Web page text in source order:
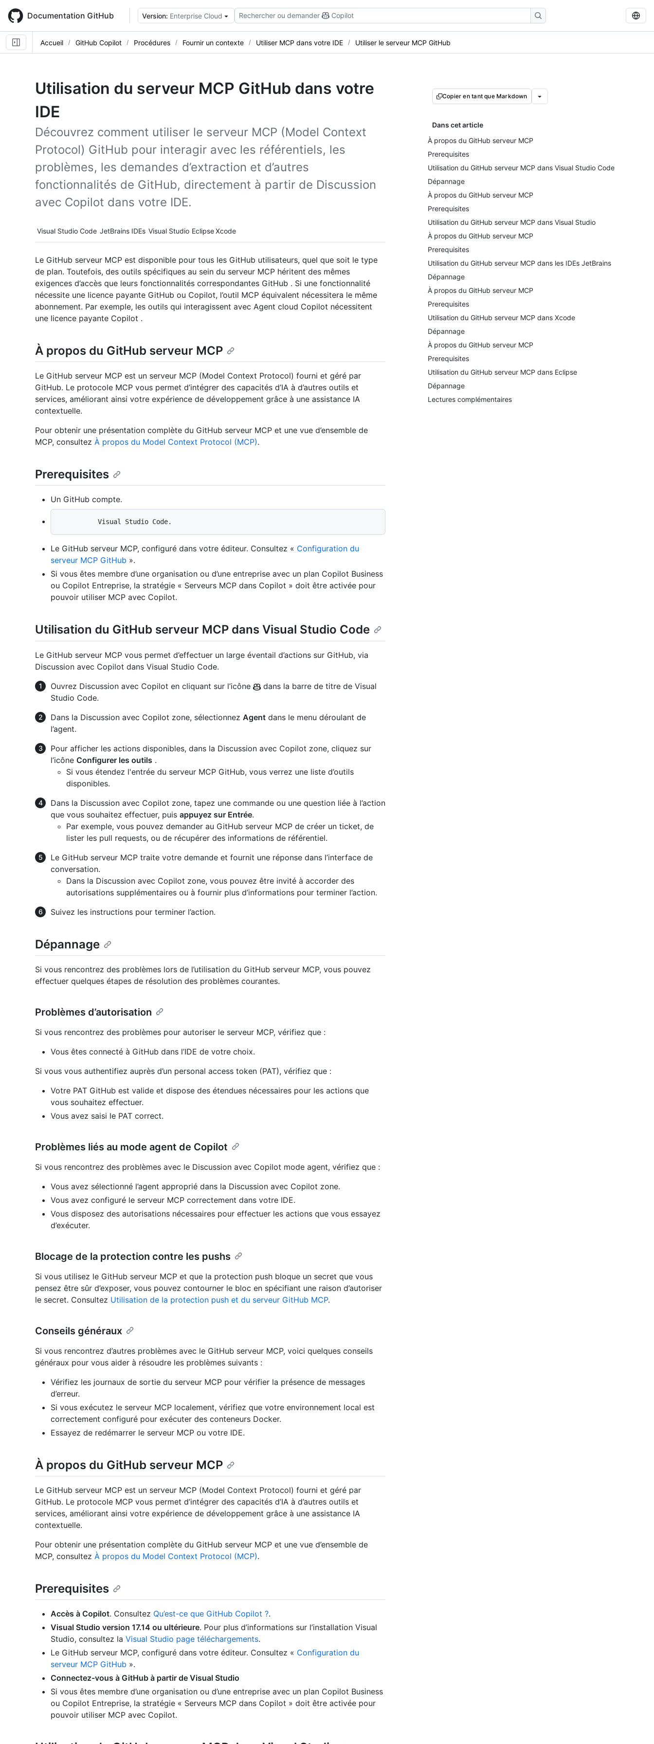
main
content
Documentation GitHub Version: Enterprise Cloud Rechercher ou demander Copilot
Accueil GitHub Copilot Procédures Fournir un contexte Utiliser MCP dans votre IDE Utiliser le serveur MCP GitHub
Utilisation du serveur MCP GitHub dans votre
IDE
Découvrez comment utiliser le serveur MCP (Model Context
Protocol) GitHub pour interagir avec les référentiels, les
problèmes, les demandes d’extraction et d’autres
fonctionnalités de GitHub, directement à partir de Discussion
avec Copilot dans votre IDE.
Tool navigation
Visual Studio Code JetBrains IDEs Visual Studio EclipseXcode
Copier en tant que Markdown
Dans cet article
À propos du GitHub serveur MCP
Prerequisites
Utilisation du GitHub serveur MCP dans Visual Studio Code
Dépannage
À propos du GitHub serveur MCP
Prerequisites
Utilisation du GitHub serveur MCP dans Visual Studio
À propos du GitHub serveur MCP
Prerequisites
Utilisation du GitHub serveur MCP dans les IDEs JetBrains
Dépannage
À propos du GitHub serveur MCP
Prerequisites
Utilisation du GitHub serveur MCP dans Xcode
Dépannage
À propos du GitHub serveur MCP
Prerequisites
Utilisation du GitHub serveur MCP dans Eclipse
Dépannage
Lectures complémentaires
Le GitHub serveur MCP est disponible pour tous les GitHub utilisateurs, quel que soit le type
de plan. Toutefois, des outils spécifiques au sein du serveur MCP héritent des mêmes
exigences d’accès que leurs fonctionnalités correspondantes GitHub . Si une fonctionnalité
nécessite une licence payante GitHub ou Copilot, l’outil MCP équivalent nécessitera le même
abonnement. Par exemple, les outils qui interagissent avec Agent cloud Copilot nécessitent
une licence payante Copilot .
À propos du GitHub serveur MCP
Le GitHub serveur MCP est un serveur MCP (Model Context Protocol) fourni et géré par
GitHub. Le protocole MCP vous permet d’intégrer des capacités d’IA à d’autres outils et
services, améliorant ainsi votre expérience de développement grâce à une assistance IA
contextuelle.
Pour obtenir une présentation complète du GitHub serveur MCP et une vue d’ensemble de
MCP, consultez À propos du Model Context Protocol (MCP).
Prerequisites
Un GitHub compte.
Le GitHub serveur MCP, configuré dans votre éditeur. Consultez « Configuration du
serveur MCP GitHub ».
Si vous êtes membre d’une organisation ou d’une entreprise avec un plan Copilot Business
ou Copilot Entreprise, la stratégie « Serveurs MCP dans Copilot » doit être activée pour
pouvoir utiliser MCP avec Copilot.
Utilisation du GitHub serveur MCP dans Visual Studio Code
Le GitHub serveur MCP vous permet d’effectuer un large éventail d’actions sur GitHub, via
Discussion avec Copilot dans Visual Studio Code.
Ouvrez Discussion avec Copilot en cliquant sur l’icône
dans la barre de titre de Visual
Studio Code.
Dans la Discussion avec Copilot zone, sélectionnez Agent dans le menu déroulant de
l’agent.
Pour afficher les actions disponibles, dans la Discussion avec Copilot zone, cliquez sur
l’icône Configurer les outils .
Si vous étendez l'entrée du serveur MCP GitHub, vous verrez une liste d’outils
disponibles.
Dans la Discussion avec Copilot zone, tapez une commande ou une question liée à l’action
que vous souhaitez effectuer, puis appuyez sur Entrée.
Par exemple, vous pouvez demander au GitHub serveur MCP de créer un ticket, de
lister les pull requests, ou de récupérer des informations de référentiel.
Le GitHub serveur MCP traite votre demande et fournit une réponse dans l’interface de
conversation.
Dans la Discussion avec Copilot zone, vous pouvez être invité à accorder des
autorisations supplémentaires ou à fournir plus d’informations pour terminer l’action.
Suivez les instructions pour terminer l’action.
Dépannage
Si vous rencontrez des problèmes lors de l’utilisation du GitHub serveur MCP, vous pouvez
effectuer quelques étapes de résolution des problèmes courantes.
Problèmes d’autorisation
Si vous rencontrez des problèmes pour autoriser le serveur MCP, vérifiez que :
Vous êtes connecté à GitHub dans l’IDE de votre choix.
Si vous vous authentifiez auprès d’un personal access token (PAT), vérifiez que :
Votre PAT GitHub est valide et dispose des étendues nécessaires pour les actions que
vous souhaitez effectuer.
Vous avez saisi le PAT correct.
Problèmes liés au mode agent de Copilot
Si vous rencontrez des problèmes avec le Discussion avec Copilot mode agent, vérifiez que :
Vous avez sélectionné l’agent approprié dans la Discussion avec Copilot zone.
Vous avez configuré le serveur MCP correctement dans votre IDE.
Vous disposez des autorisations nécessaires pour effectuer les actions que vous essayez
d’exécuter.
Blocage de la protection contre les pushs
Si vous utilisez le GitHub serveur MCP et que la protection push bloque un secret que vous
pensez être sûr d’exposer, vous pouvez contourner le bloc en spécifiant une raison d’autoriser
le secret. Consultez Utilisation de la protection push et du serveur GitHub MCP.
Conseils généraux
Si vous rencontrez d’autres problèmes avec le GitHub serveur MCP, voici quelques conseils
généraux pour vous aider à résoudre les problèmes suivants :
Vérifiez les journaux de sortie du serveur MCP pour vérifier la présence de messages
d’erreur.
Si vous exécutez le serveur MCP localement, vérifiez que votre environnement local est
correctement configuré pour exécuter des conteneurs Docker.
Essayez de redémarrer le serveur MCP ou votre IDE.
À propos du GitHub serveur MCP
Le GitHub serveur MCP est un serveur MCP (Model Context Protocol) fourni et géré par
GitHub. Le protocole MCP vous permet d’intégrer des capacités d’IA à d’autres outils et
services, améliorant ainsi votre expérience de développement grâce à une assistance IA
contextuelle.
Pour obtenir une présentation complète du GitHub serveur MCP et une vue d’ensemble de
MCP, consultez À propos du Model Context Protocol (MCP).
Prerequisites
Accès à Copilot. Consultez Qu’est-ce que GitHub Copilot ?.
Visual Studio version 17.14 ou ultérieure. Pour plus d’informations sur l’installation Visual
Studio, consultez la Visual Studio page téléchargements.
Le GitHub serveur MCP, configuré dans votre éditeur. Consultez « Configuration du
serveur MCP GitHub ».
Connectez-vous à GitHub à partir de Visual Studio
Si vous êtes membre d’une organisation ou d’une entreprise avec un plan Copilot Business
ou Copilot Entreprise, la stratégie « Serveurs MCP dans Copilot » doit être activée pour
pouvoir utiliser MCP avec Copilot.